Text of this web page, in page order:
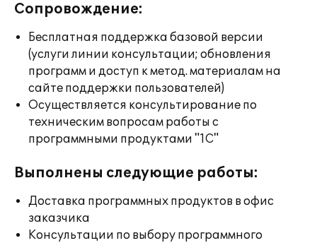
Сопровождение:
Бесплатная поддержка базовой версии
(услуги линии консультации; обновления
программ и доступ к метод. материалам на
сайте поддержки пользователей)
Осуществляется консультирование по
техническим вопросам работы с
программными продуктами "1С"
Выполнены следующие работы:
Доставка программных продуктов в офис
заказчика
Консультации по выбору программного